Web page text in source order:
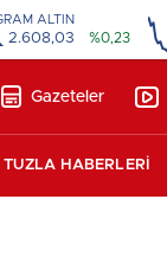
ALTIN
2.608,03 %0,23
Gazeteler
TUZLA HABERLERİ